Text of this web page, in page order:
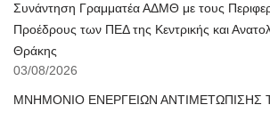
Συνάντηση Γραμματέα ΑΔΜΘ με τους
Προέδρους των ΠΕΔ της Κεντρικής και
Θράκης
03/08/2026
ΜΝΗΜΟΝΙΟ ΕΝΕΡΓΕΙΩΝ ΑΝΤΙΜΕΤΩΠΙΣΗΣ